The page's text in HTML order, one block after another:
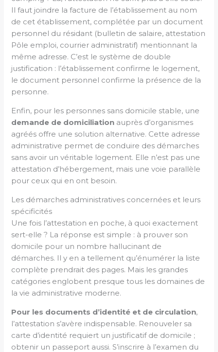
Il faut joindre la facture de l’établissement au nom
de cet établissement, complétée par un document
personnel du résidant (bulletin de salaire, attestation
Pôle emploi, courrier administratif) mentionnant la
même adresse. C’est le système de double
justification : l’établissement confirme le logement,
le document personnel confirme la présence de la
personne.
Enfin, pour les personnes sans domicile stable, une
demande de domiciliation auprès d’organismes
agréés offre une solution alternative. Cette adresse
administrative permet de conduire des démarches
sans avoir un véritable logement. Elle n’est pas une
attestation d’hébergement, mais une voie parallèle
pour ceux qui en ont besoin.
Les démarches administratives concernées et leurs
spécificités
Une fois l’attestation en poche, à quoi exactement
sert-elle ? La réponse est simple : à prouver son
domicile pour un nombre hallucinant de
démarches. Il y en a tellement qu’énumérer la liste
complète prendrait des pages. Mais les grandes
catégories englobent presque tous les domaines de
la vie administrative moderne.
Pour les documents d’identité et de circulation,
l’attestation s’avère indispensable. Renouveler sa
carte d’identité requiert un justificatif de domicile ;
obtenir un passeport aussi. S’inscrire à l’examen du